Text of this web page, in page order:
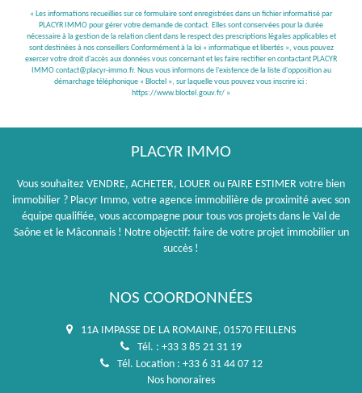
« Les informations recueillies sur ce formulaire sont enregistrées dans un fichier informatisé par
PLACYR IMMO pour gérer votre demande de contact. Elles sont conservées pour la durée
nécessaire à la gestion de la relation client dans le respect des prescriptions légales applicables et
sont destinées à nos conseillers Conformément à la loi « informatique et libertés », vous pouvez
exercer votre droit d'accès aux données vous concernant et les faire rectifier en contactant PLACYR
IMMO contact@placyr-immo.fr. Nous vous informons de l'existence de la liste d'opposition au
démarchage téléphonique « Bloctel », sur laquelle vous pouvez vous inscrire ici :
https://www.bloctel.gouv.fr/ »
PLACYR IMMO
Vous souhaitez VENDRE, ACHETER, LOUER ou FAIRE ESTIMER votre bien
immobilier ? Placyr Immo, votre agence immobilière de proximité avec son
équipe qualifiée, vous accompagne pour tous vos projets dans le Val de
Saône et le Mâconnais ! Notre objectif: faire de votre projet immobilier un
succès !
NOS COORDONNÉES
11A IMPASSE DE LA ROMAINE, 01570 FEILLENS
Tél. : +33 3 85 21 31 19
Tél. Location : +33 6 31 44 07 12
Nos honoraires